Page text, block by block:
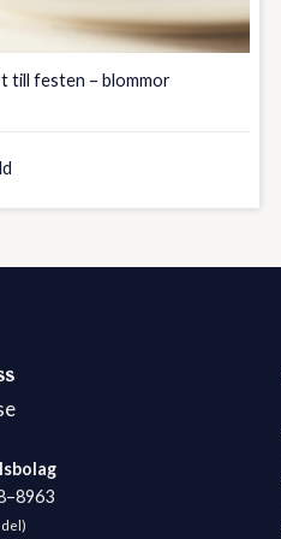
till festen – blommor